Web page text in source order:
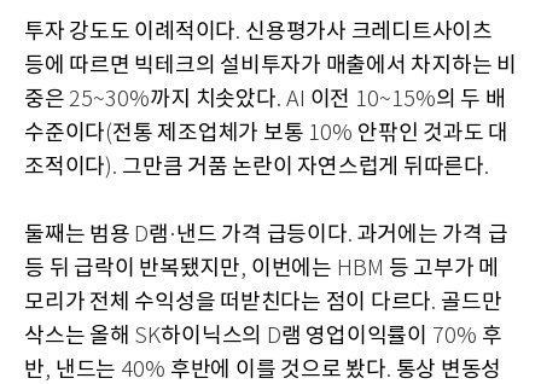
투자 강도도 이례적이다. 신용평가사 크레디트사이츠
등에 따르면 빅테크의 설비투자가 매출에서 차지하는 비
중은 25~30%까지 치솟았다. AI 이전 10~15%의 두 배
수준이다(전통 제조업체가 보통 10% 안팎인 것과도 대
조적이다). 그만큼 거품 논란이 자연스럽게 뒤따른다.
둘째는 범용 D램 ·낸드 가격 급등이다. 과거에는 가격 급
등 뒤 급락이 반복됐지만, 이번에는 HBM 등 고부가 메
모리가 전체 수익성을 떠받친다는 점이 다르다. 골드만
삭스는 올해 SK하이닉스의 D램 영업이익률이 70% 후
반, 낸드는 40% 후반에 이를 것으로 봤다. 통상 변동성